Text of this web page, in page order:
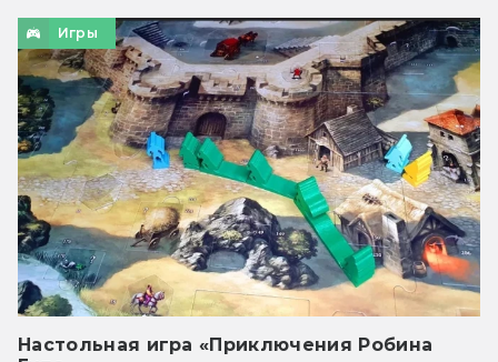
Игры
Настольная игра «Приключения Робина